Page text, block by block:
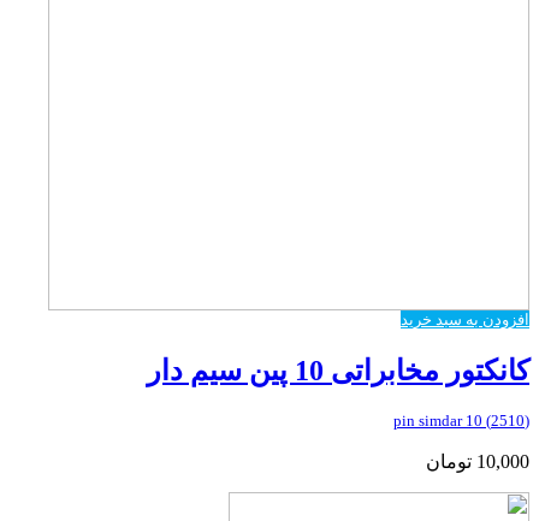
افزودن به سبد خرید
کانکتور مخابراتی 10 پین سیم دار
(2510) 10 pin simdar
10,000 تومان